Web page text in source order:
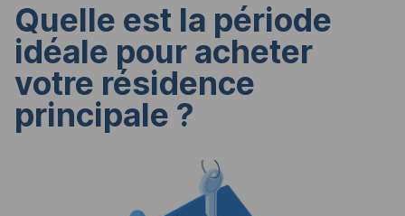
Quelle est la période
idéale pour acheter
votre résidence
principale ?